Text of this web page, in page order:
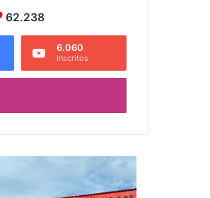
62.238
6.060
Inscritos